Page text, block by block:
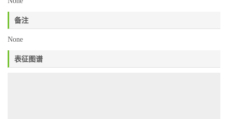
备注
None
表征图谱